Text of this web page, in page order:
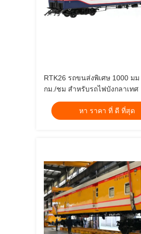
RTK26 รถขนส่งพิเศษ 1000 มม
กม./ชม สําหรับรถไฟบังกลาเทศ
หา ราคา ที่ ดี ที่สุด